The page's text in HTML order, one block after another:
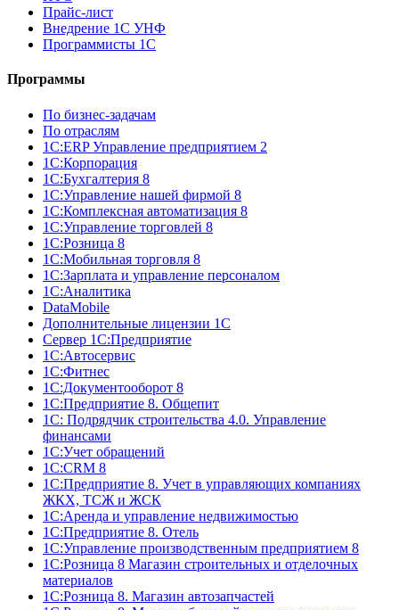
Прайс-лист
Внедрение 1С УНФ
Программисты 1С
Программы
По бизнес-задачам
По отраслям
1C:ERP Управление предприятием 2
1С:Корпорация
1С:Бухгалтерия 8
1С:Управление нашей фирмой 8
1С:Комплексная автоматизация 8
1С:Управление торговлей 8
1С:Розница 8
1С:Мобильная торговля 8
1С:Зарплата и управление персоналом
1С:Аналитика
DataMobile
Дополнительные лицензии 1С
Сервер 1С:Предприятие
1С:Автосервис
1С:Фитнес
1С:Документооборот 8
1С:Предприятие 8. Общепит
1С: Подрядчик строительства 4.0. Управление
финансами
1С:Учет обращений
1C:CRM 8
1С:Предприятие 8. Учет в управляющих компаниях
ЖКХ, ТСЖ и ЖСК
1С:Аренда и управление недвижимостью
1С:Предприятие 8. Отель
1C:Управление производственным предприятием 8
1С:Розница 8 Магазин строительных и отделочных
материалов
1С:Розница 8. Магазин автозапчастей